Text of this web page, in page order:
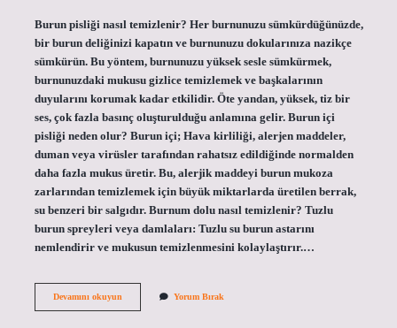
Burun pisliği nasıl temizlenir? Her burnunuzu sümkürdüğünüzde,
bir burun deliğinizi kapatın ve burnunuzu dokularınıza nazikçe
sümkürün. Bu yöntem, burnunuzu yüksek sesle sümkürmek,
burnunuzdaki mukusu gizlice temizlemek ve başkalarının
duyularını korumak kadar etkilidir. Öte yandan, yüksek, tiz bir
ses, çok fazla basınç oluşturulduğu anlamına gelir. Burun içi
pisliği neden olur? Burun içi; Hava kirliliği, alerjen maddeler,
duman veya virüsler tarafından rahatsız edildiğinde normalden
daha fazla mukus üretir. Bu, alerjik maddeyi burun mukoza
zarlarından temizlemek için büyük miktarlarda üretilen berrak,
su benzeri bir salgıdır. Burnum dolu nasıl temizlenir? Tuzlu
burun spreyleri veya damlaları: Tuzlu su burun astarını
nemlendirir ve mukusun temizlenmesini kolaylaştırır.…
Devamını okuyunBurun
Yorum Bırak